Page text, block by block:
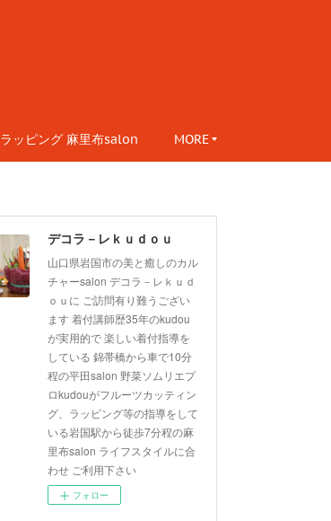
ラッピング 麻里布salon MORE
デコラ－レｋｕｄｏｕ
山口県岩国市の美と癒しのカル
チャーsalon デコラ－レｋｕｄ
ｏｕに ご訪問有り難うござい
ます 着付講師歴35年のkudou
が実用的で 楽しい着付指導を
している 錦帯橋から車で10分
程の平田salon 野菜ソムリエプ
ロkudouがフルーツカッティン
グ、ラッピング等の指導をして
いる岩国駅から徒歩7分程の麻
里布salon ライフスタイルに合
わせ ご利用下さい
フォロー